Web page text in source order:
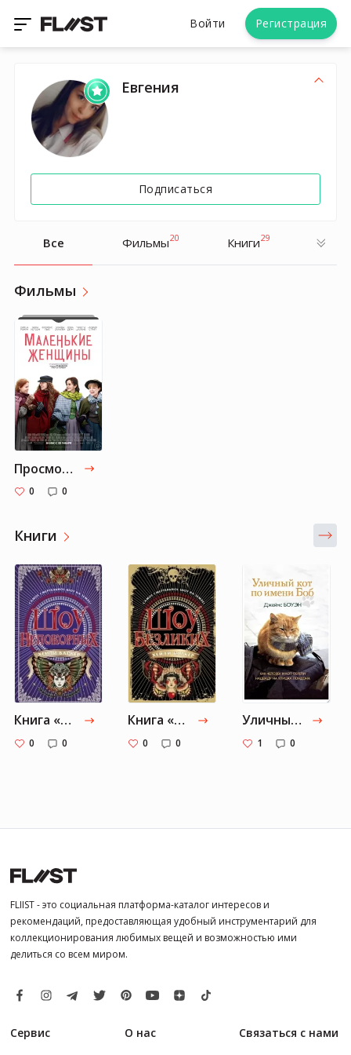
Войти Регистрация
Евгения
Подписаться
Все Фильмы20 Книги29
Фильмы
Просмотенные
0 0
Книги
Книга «Шоу непокорных»
0 0
Книга «Шоу безликих»
0 0
Уличный кот по имени Боб. Как человек и кот обрели надежду на улицах Лондона
1 0
FLIIST - это социальная платформа-каталог интересов и
рекомендаций, предоставляющая удобный инструментарий для
коллекционирования любимых вещей и возможностью ими
делиться со всем миром.
Сервис О нас Связаться с нами